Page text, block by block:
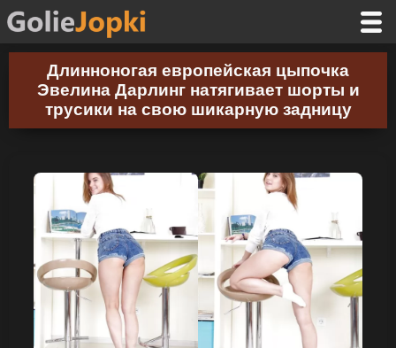
Длинноногая европейская цыпочка
Эвелина Дарлинг натягивает шорты и
трусики на свою шикарную задницу